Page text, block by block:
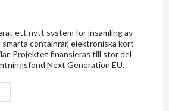
ett nytt system för insamling av
containrar, elektroniska kort
Projektet finansieras till stor del
Next Generation EU.